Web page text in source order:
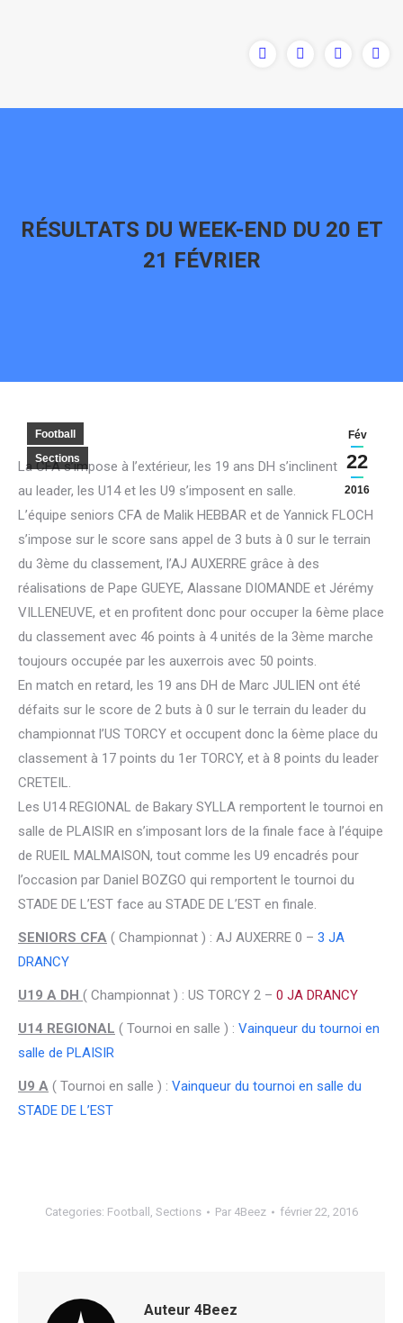
RÉSULTATS DU WEEK-END DU 20 ET
21 FÉVRIER
Fév
22
2016
Football
Sections
La CFA s’impose à l’extérieur, les 19 ans DH s’inclinent face
au leader, les U14 et les U9 s’imposent en salle.
L’équipe seniors CFA de Malik HEBBAR et de Yannick FLOCH
s’impose sur le score sans appel de 3 buts à 0 sur le terrain
du 3ème du classement, l’AJ AUXERRE grâce à des
réalisations de Pape GUEYE, Alassane DIOMANDE et Jérémy
VILLENEUVE, et en profitent donc pour occuper la 6ème place
du classement avec 46 points à 4 unités de la 3ème marche
toujours occupée par les auxerrois avec 50 points.
En match en retard, les 19 ans DH de Marc JULIEN ont été
défaits sur le score de 2 buts à 0 sur le terrain du leader du
championnat l’US TORCY et occupent donc la 6ème place du
classement à 17 points du 1er TORCY, et à 8 points du leader
CRETEIL.
Les U14 REGIONAL de Bakary SYLLA remportent le tournoi en
salle de PLAISIR en s’imposant lors de la finale face à l’équipe
de RUEIL MALMAISON, tout comme les U9 encadrés pour
l’occasion par Daniel BOZGO qui remportent le tournoi du
STADE DE L’EST face au STADE DE L’EST en finale.
SENIORS CFA ( Championnat ) : AJ AUXERRE 0 – 3 JA
DRANCY
U19 A DH ( Championnat ) : US TORCY 2 – 0 JA DRANCY
U14 REGIONAL ( Tournoi en salle ) : Vainqueur du tournoi en
salle de PLAISIR
U9 A ( Tournoi en salle ) : Vainqueur du tournoi en salle du
STADE DE L’EST
Categories: Football , Sections Par 4Beez février 22, 2016
Auteur 4Beez